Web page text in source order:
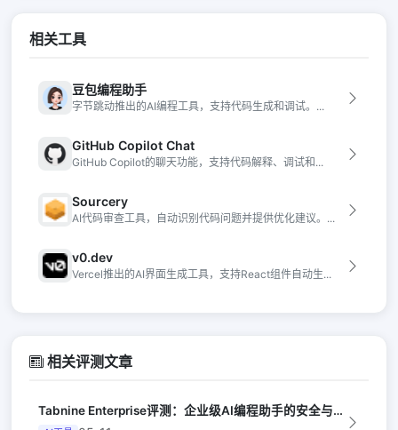
相关工具
豆包编程助手
字节跳动推出的AI编程工具，支持代码生成和调试。...
GitHub Copilot Chat
GitHub Copilot的聊天功能，支持代码解释、调试和...
Sourcery
AI代码审查工具，自动识别代码问题并提供优化建议。...
v0.dev
Vercel推出的AI界面生成工具，支持React组件自动生...
相关评测文章
Tabnine Enterprise评测：企业级AI编程助手的安全与效率（Inf...